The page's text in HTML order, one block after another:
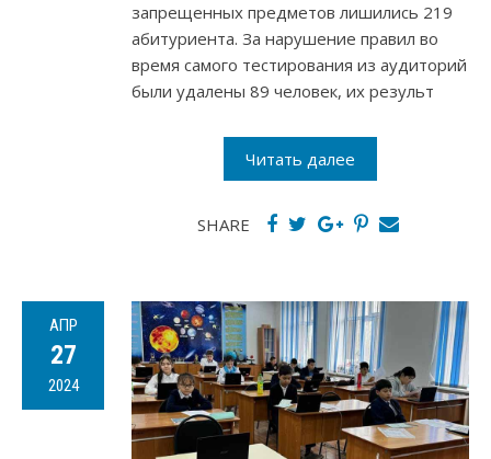
запрещенных предметов лишились 219
абитуриента. За нарушение правил во
время самого тестирования из аудиторий
были удалены 89 человек, их результ
Читать далее
SHARE
АПР
27
2024